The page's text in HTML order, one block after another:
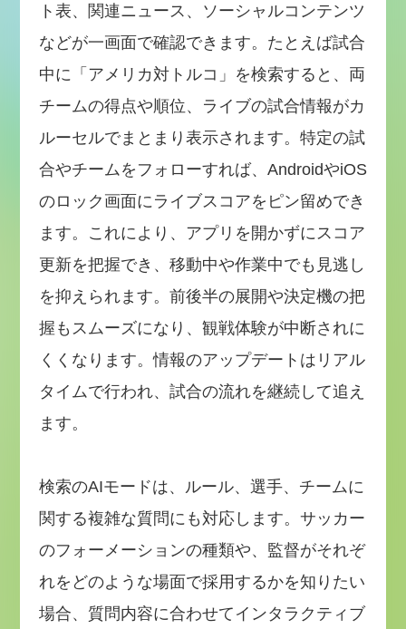
ト表、関連ニュース、ソーシャルコンテンツ
などが一画面で確認できます。たとえば試合
中に「アメリカ対トルコ」を検索すると、両
チームの得点や順位、ライブの試合情報がカ
ルーセルでまとまり表示されます。特定の試
合やチームをフォローすれば、AndroidやiOS
のロック画面にライブスコアをピン留めでき
ます。これにより、アプリを開かずにスコア
更新を把握でき、移動中や作業中でも見逃し
を抑えられます。前後半の展開や決定機の把
握もスムーズになり、観戦体験が中断されに
くくなります。情報のアップデートはリアル
タイムで行われ、試合の流れを継続して追え
ます。
検索のAIモードは、ルール、選手、チームに
関する複雑な質問にも対応します。サッカー
のフォーメーションの種類や、監督がそれぞ
れをどのような場面で採用するかを知りたい
場合、質問内容に合わせてインタラクティブ